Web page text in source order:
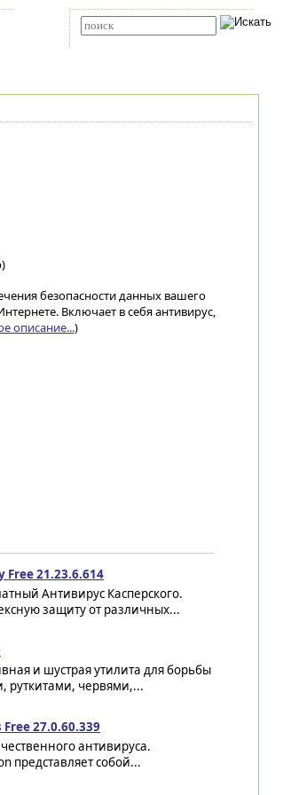
безопасности данных вашего
Включает в себя антивирус,
описание...)
Free 21.23.6.614
Антивирус Касперского.
защиту от различных...
и шустрая утилита для борьбы
руткитами, червями,...
27.0.60.339
антивируса.
представляет собой...